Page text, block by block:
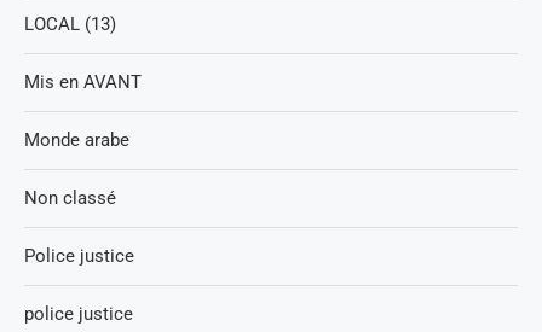
LOCAL (13)
Mis en AVANT
Monde arabe
Non classé
Police justice
police justice